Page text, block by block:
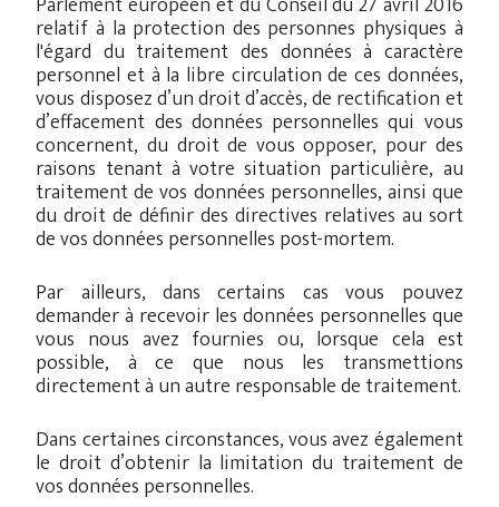
relatif à la protection des personnes physiques à
l'égard du traitement des données à caractère
personnel et à la libre circulation de ces données,
vous disposez d’un droit d’accès, de rectification et
d’effacement des données personnelles qui vous
concernent, du droit de vous opposer, pour des
raisons tenant à votre situation particulière, au
traitement de vos données personnelles, ainsi que
du droit de définir des directives relatives au sort
de vos données personnelles post-mortem.
Par ailleurs, dans certains cas vous pouvez
demander à recevoir les données personnelles que
vous nous avez fournies ou, lorsque cela est
possible, à ce que nous les transmettions
directement à un autre responsable de traitement.
Dans certaines circonstances, vous avez également
le droit d’obtenir la limitation du traitement de
vos données personnelles.